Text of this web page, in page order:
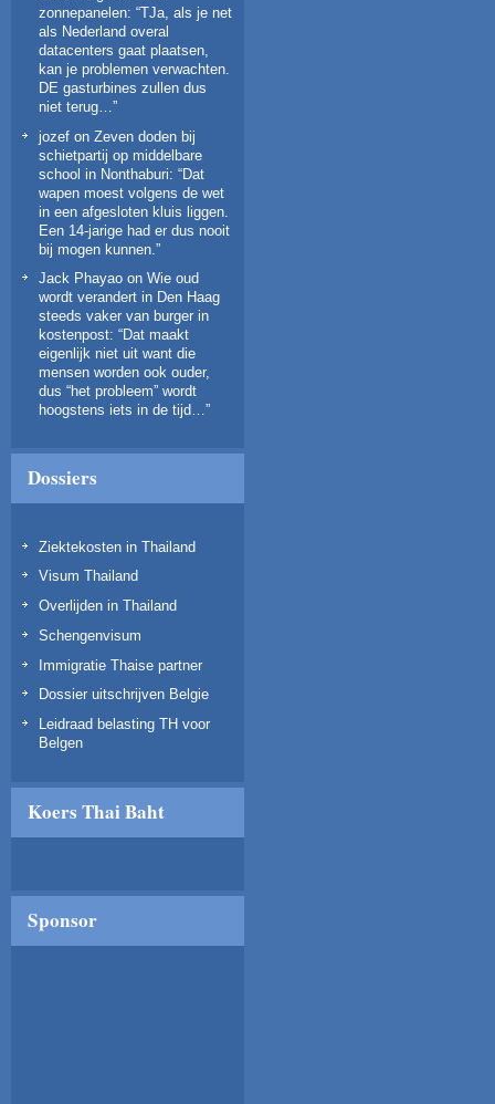
zonnepanelen: “TJa, als je net
als Nederland overal
datacenters gaat plaatsen,
kan je problemen verwachten.
DE gasturbines zullen dus
niet terug…”
jozef on Zeven doden bij
schietpartij op middelbare
school in Nonthaburi: “Dat
wapen moest volgens de wet
in een afgesloten kluis liggen.
Een 14‑jarige had er dus nooit
bij mogen kunnen. ”
Jack Phayao on Wie oud
wordt verandert in Den Haag
steeds vaker van burger in
kostenpost: “Dat maakt
eigenlijk niet uit want die
mensen worden ook ouder,
dus “het probleem” wordt
hoogstens iets in de tijd… ”
Dossiers
Ziektekosten in Thailand
Visum Thailand
Overlijden in Thailand
Schengenvisum
Immigratie Thaise partner
Dossier uitschrijven Belgie
Leidraad belasting TH voor
Belgen
Koers Thai Baht
Sponsor